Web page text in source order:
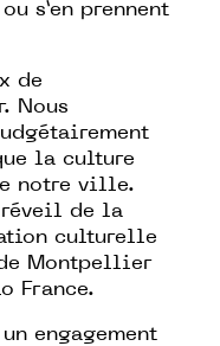
s’en prennent
de
Nous
la culture
notre ville.
réveil de la
culturelle
Montpellier
France.
engagement